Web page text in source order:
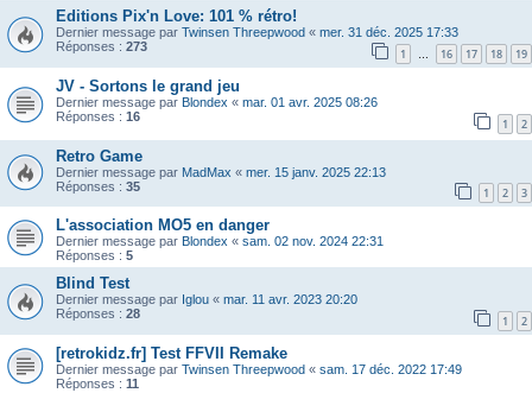
Editions Pix'n Love: 101 % rétro!
Dernier message par Twinsen Threepwood « mer. 31 déc. 2025 17:33
Réponses : 273 1 … 16 17 18 19
JV - Sortons le grand jeu
Dernier message par Blondex « mar. 01 avr. 2025 08:26
Réponses : 16 1 2
Retro Game
Dernier message par MadMax « mer. 15 janv. 2025 22:13
Réponses : 35 1 2 3
L'association MO5 en danger
Dernier message par Blondex « sam. 02 nov. 2024 22:31
Réponses : 5
Blind Test
Dernier message par Iglou « mar. 11 avr. 2023 20:20
Réponses : 28 1 2
[retrokidz.fr] Test FFVII Remake
Dernier message par Twinsen Threepwood « sam. 17 déc. 2022 17:49
Réponses : 11